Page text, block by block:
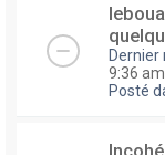
Dernier
9:36 am
Posté